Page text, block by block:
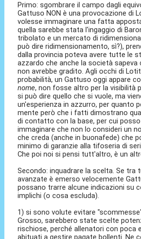
Primo: sgombrare il campo dagli
Gattuso NON è una provocazione di
volesse immaginare una fatta
quella sarebbe stata l'ingaggio di
tribolato e un mercato di
può dire ridimensionamento, sì?),
dalla provincia poteva avere tutte le
azzardo che anche la società sapeva
non avrebbe gradito. Agli occhi di
probabilità, un Gattuso oggi appare
nome, non fosse altro per la visibilità
si può dire quello che si vuole, ma
un'esperienza in azzurro, per quanto
mente però che i fatti dimostrano
di contatto con la base, per cui
immaginare che non lo consideri un
che creda (anche in buonafede) che
minimo di garanzie alla tifoseria di
Che poi noi si pensi tutt'altro, è un
Secondo: inquadrare la scelta. Se tra
avanzate è emerso velocemente
possano trarre alcune indicazioni su
implichi (o cosa escluda).
1) si sono volute evitare
Grosso, sarebbero state scelte
rischiose, perché allenatori con poca
abituati a gestire pagate bollenti. Ne